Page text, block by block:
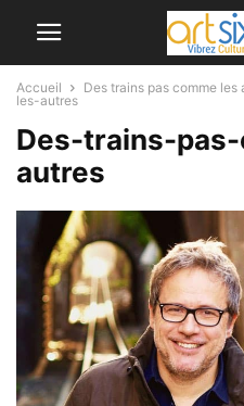
Accueil Des trains pas comme les
les-autres
Des-trains-
autres